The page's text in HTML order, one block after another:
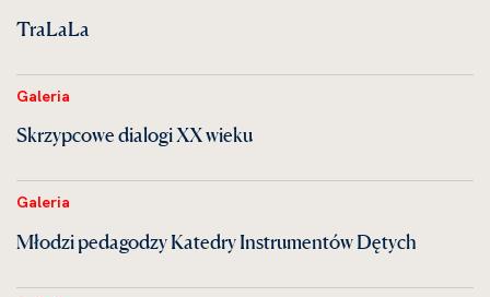
TraLaLa
Galeria
Skrzypcowe dialogi XX wieku
Galeria
Młodzi pedagodzy Katedry Instrumentów Dętych